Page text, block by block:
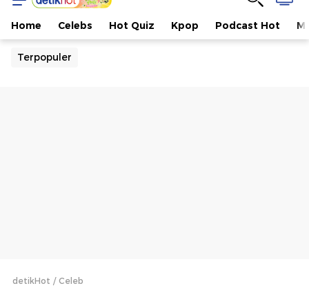
Home Celebs Hot Quiz Kpop Podcast Hot
Terpopuler
detikHot Celeb